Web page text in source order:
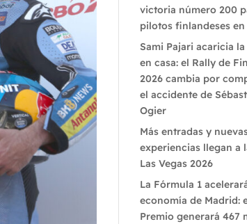
victoria número 200
pilotos finlandeses en
Sami Pajari acaricia
en casa: el Rally de
2026 cambia por
el accidente de
Ogier
Más entradas y
experiencias llegan a
Las Vegas 2026
La Fórmula 1
economía de Madrid:
Premio generará 467